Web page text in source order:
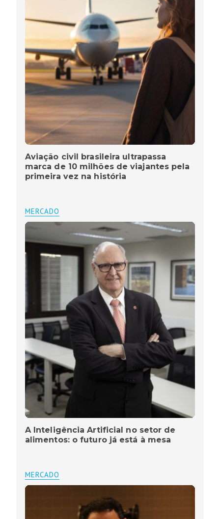
Aviação civil brasileira ultrapassa
marca de 10 milhões de viajantes pela
primeira vez na história
MERCADO
A Inteligência Artificial no setor de
alimentos: o futuro já está à mesa
MERCADO